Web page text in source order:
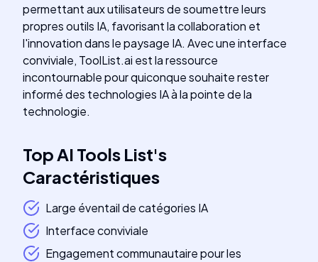
permettant aux utilisateurs de soumettre leurs
propres outils IA, favorisant la collaboration et
l'innovation dans le paysage IA. Avec une interface
conviviale, ToolList.ai est la ressource
incontournable pour quiconque souhaite rester
informé des technologies IA à la pointe de la
technologie.
Top AI Tools List's
Caractéristiques
Large éventail de catégories IA
Interface conviviale
Engagement communautaire pour les